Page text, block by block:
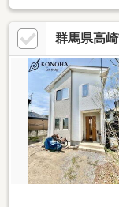
い！■自己資金０円
いる物件も一緒にご
りされた方。ローン
です。ご見学予約は
電話ください。ス
わせいただけます。
群馬県高